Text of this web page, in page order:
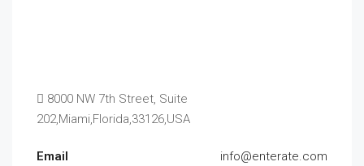
8000 NW 7th Street, Suite
202,Miami,Florida,33126,USA
Email
info@enterate.com